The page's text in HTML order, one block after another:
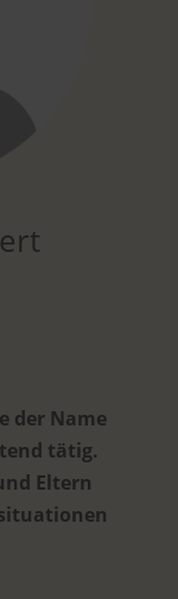
der Name
tätig.
Eltern